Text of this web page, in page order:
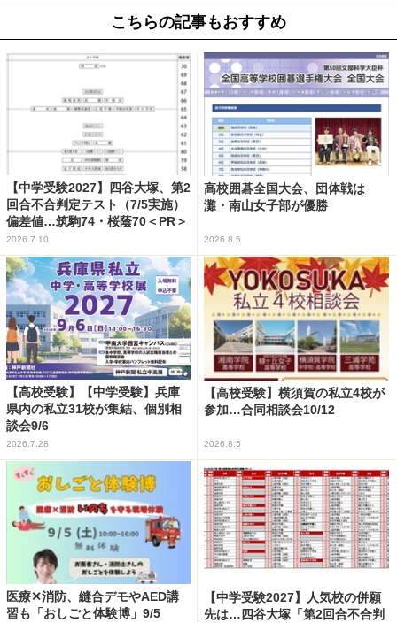
こちらの記事もおすすめ
【中学受験2027】四谷大塚、第2
回合不合判定テスト（7/5実施）
偏差値…筑駒74・桜蔭70＜PR＞
2026.7.10
高校囲碁全国大会、団体戦は
灘・南山女子部が優勝
2026.8.5
【高校受験】【中学受験】兵庫
県内の私立31校が集結、個別相
談会9/6
2026.7.28
【高校受験】横須賀の私立4校が
参加…合同相談会10/12
2026.8.5
医療✕消防、縫合デモやAED講
習も「おしごと体験博」9/5
【中学受験2027】人気校の併願
先は…四谷大塚「第2回合不合判